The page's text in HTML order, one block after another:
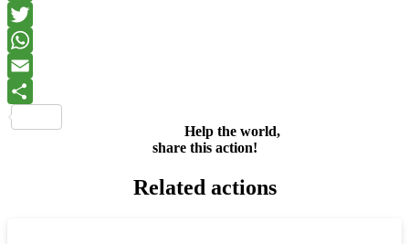
Help the world,
share this action!
Related actions